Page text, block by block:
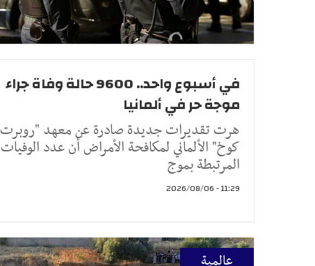
في أسبوع واحد.. 9600 حالة وفاة جراء
موجة حر في ألمانيا
هرت تقديرات جديدة صادرة عن معهد "روبرت
كوخ" الألماني لمكافحة الأمراض أن عدد الوفيات
المرتبطة بموج
11:29 - 2026/08/06
عالمية